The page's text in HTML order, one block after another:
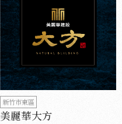
新竹市東區
美麗華大方